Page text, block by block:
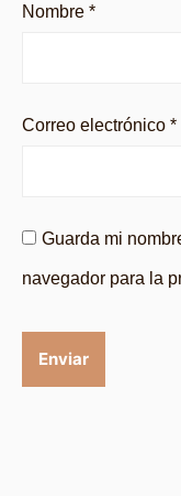
Nombre *
Correo electrónico *
Guarda mi
navegador para la